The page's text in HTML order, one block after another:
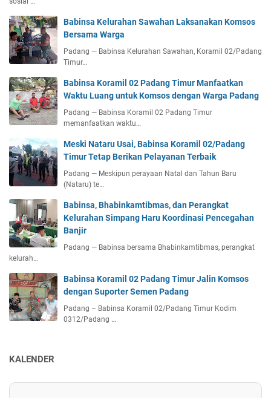
Babinsa Kelurahan Sawahan Laksanakan Komsos
Bersama Warga
Padang — Babinsa Kelurahan Sawahan, Koramil 02/Padang
Timur…
Babinsa Koramil 02 Padang Timur Manfaatkan
Waktu Luang untuk Komsos dengan Warga Padang
Padang — Babinsa Koramil 02 Padang Timur
memanfaatkan waktu…
Meski Nataru Usai, Babinsa Koramil 02/Padang
Timur Tetap Berikan Pelayanan Terbaik
Padang — Meskipun perayaan Natal dan Tahun Baru
(Nataru) te…
Babinsa, Bhabinkamtibmas, dan Perangkat
Kelurahan Simpang Haru Koordinasi Pencegahan
Banjir
Padang — Babinsa bersama Bhabinkamtibmas, perangkat
kelurah…
Babinsa Koramil 02 Padang Timur Jalin Komsos
dengan Suporter Semen Padang
Padang – Babinsa Koramil 02/Padang Timur Kodim
0312/Padang …
KALENDER